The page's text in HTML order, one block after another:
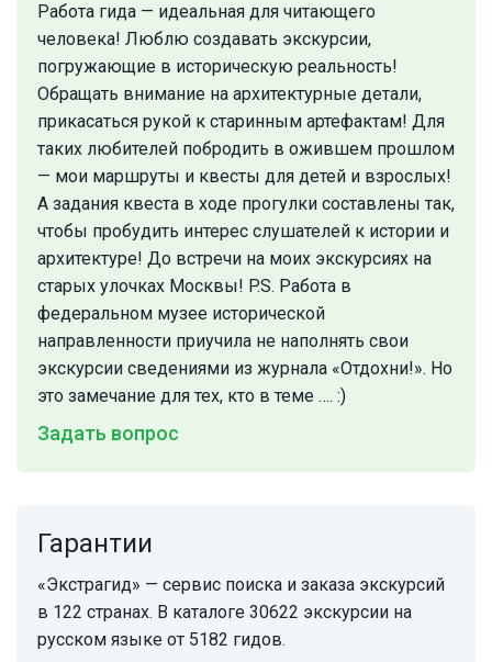
Работа гида — идеальная для читающего
человека! Люблю создавать экскурсии,
погружающие в историческую реальность!
Обращать внимание на архитектурные детали,
прикасаться рукой к старинным артефактам! Для
таких любителей побродить в ожившем прошлом
— мои маршруты и квесты для детей и взрослых!
А задания квеста в ходе прогулки составлены так,
чтобы пробудить интерес слушателей к истории и
архитектуре! До встречи на моих экскурсиях на
старых улочках Москвы! P.S. Работа в
федеральном музее исторической
направленности приучила не наполнять свои
экскурсии сведениями из журнала «Отдохни!». Но
это замечание для тех, кто в теме …. :)
Задать вопрос
Гарантии
«Экстрагид» — сервис поиска и заказа экскурсий
в 122 странах. В каталоге 30622 экскурсии на
русском языке от 5182 гидов.